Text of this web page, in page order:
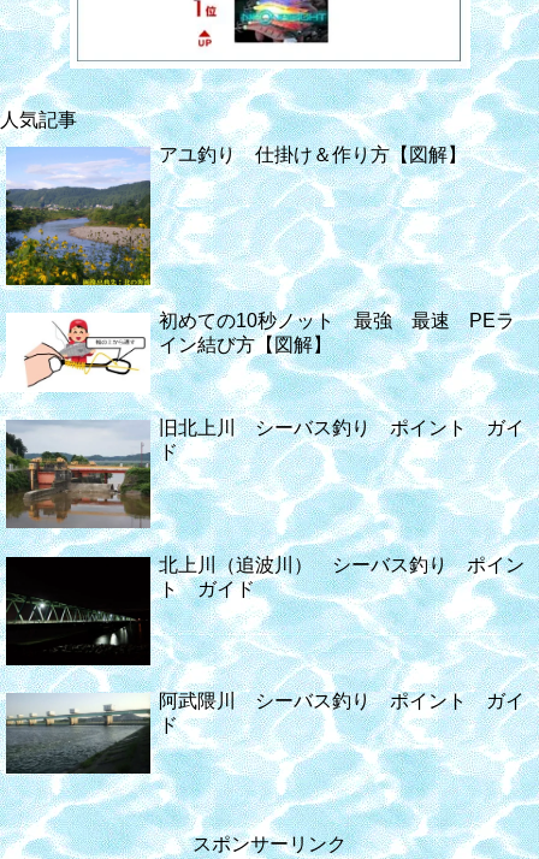
人気記事
アユ釣り 仕掛け＆作り方【図解】
初めての10秒ノット 最強 最速 PEラ
イン結び方【図解】
旧北上川 シーバス釣り ポイント ガイ
ド
北上川（追波川） シーバス釣り ポイン
ト ガイド
阿武隈川 シーバス釣り ポイント ガイ
ド
スポンサーリンク